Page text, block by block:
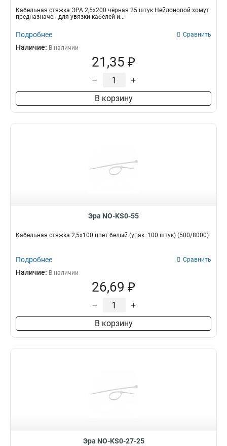
Кабельная стяжка ЭРА 2,5х200 чёрная 25 штук Нейлоновой хомут
предназначен для увязки кабелей и...
Подробнее Сравнить
Наличие: В наличии
21,35 ₽
– +
В корзину
Эра NO-KS0-55
Кабельная стяжка 2,5х100 цвет белый (упак. 100 штук) (500/8000)
Подробнее Сравнить
Наличие: В наличии
26,69 ₽
– +
В корзину
Эра NO-KS0-27-25